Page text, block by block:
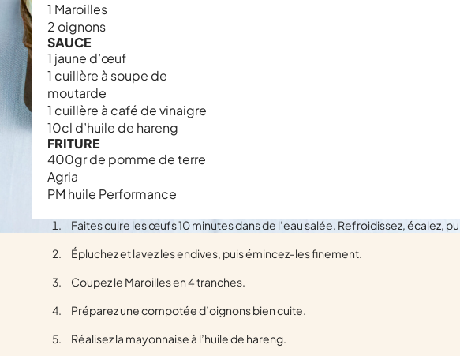
1 Maroilles
2 oignons
SAUCE
1 jaune d’œuf
1 cuillère à soupe de
moutarde
1 cuillère à café de vinaigre
10cl d’huile de hareng
FRITURE
400gr de pomme de terre
Agria
PM huile Performance
Faites cuire les œufs 10 minutes dans de l’eau salée. Refroidissez, écalez,
Épluchez et lavez les endives, puis émincez-les finement.
Coupez le Maroilles en 4 tranches.
Préparez une compotée d’oignons bien cuite.
Réalisez la mayonnaise à l’huile de hareng.